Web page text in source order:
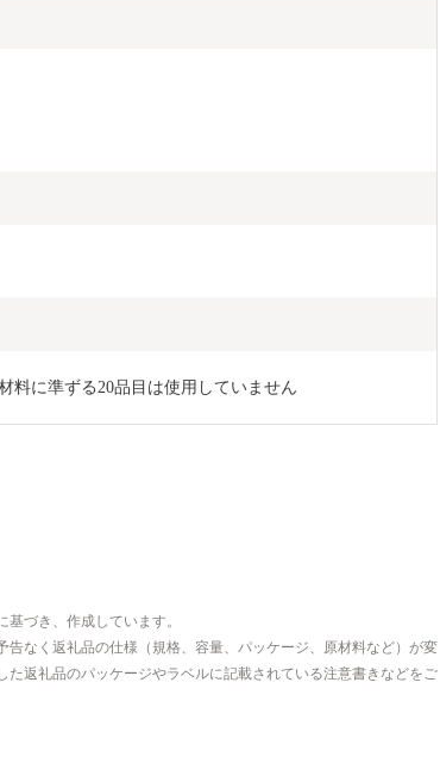
料に準ずる20品目は使用していません
づき、作成しています。
告なく返礼品の仕様（規格、容量、パッケージ、原材料など）が変
た返礼品のパッケージやラベルに記載されている注意書きなどをご